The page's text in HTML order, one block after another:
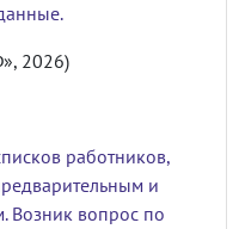
2026)
работников,
и
Возник вопрос по